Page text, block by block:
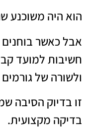
הוא היה משוכנע
אבל כאשר בוחנים
חשיבות למועד
ולשורה של
זו בדיוק הסיבה
בדיקה מקצועית.